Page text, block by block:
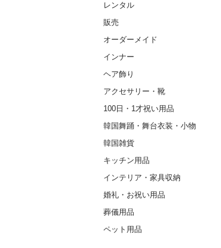
レンタル
販売
オーダーメイド
インナー
ヘア飾り
アクセサリー・靴
100日・1才祝い用品
韓国舞踊・舞台衣装・小物
韓国雑貨
キッチン用品
インテリア・家具収納
婚礼・お祝い用品
葬儀用品
ペット用品